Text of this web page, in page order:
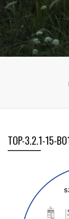
TOP-3.2.1-15-